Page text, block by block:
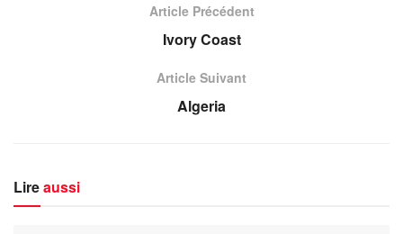
Article Précédent
Ivory Coast
Article Suivant
Algeria
Lireaussi